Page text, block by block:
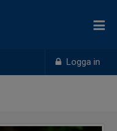
Logga in